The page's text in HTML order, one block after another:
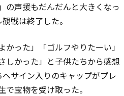
の声援もだんだんと大きくなっ
戦は終了した。
かった」「ゴルフやりたーい」
しかった」と子供たちから感想
サイン入りのキャップがプレ
宝物を受け取った。